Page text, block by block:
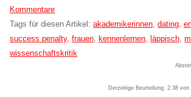
Kommentare
Tags für diesen Artikel: akademikerinnen dating
success penalty, frauen kennenlernen läppisch
wissenschaftskritik
Derzeitige Beurteilung: 2.38